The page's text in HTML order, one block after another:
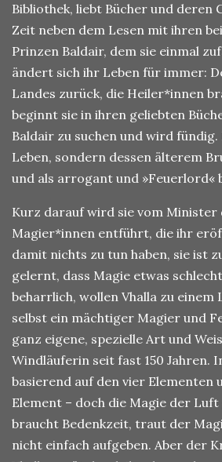
Bibliothek, liebt Bücher und deren
Zeit neben dem Lesen mit ihren
Prinzen Baldair, dem sie einmal
ändert sich ihr Leben für immer:
Landes zurück, die Heiler*innen
beginnt sie in ihren geliebten
Baldair zu suchen und wird
Leben, sondern dessen älterem
und als arrogant und »Feuerlord«
Kurz darauf wird sie vom
Magier*innen entführt, die ihr
damit nichts zu tun haben, sie ist
gelernt, dass Magie etwas
beharrlich, wollen Vhalla zu
selbst ein mächtiger Magier und
ganz eigene, spezielle Art und
Windläuferin seit fast 150 Jahren.
basierend auf den vier
Element – doch die Magie der
braucht Bedenkzeit, traut der
nicht einfach aufgeben. Aber der